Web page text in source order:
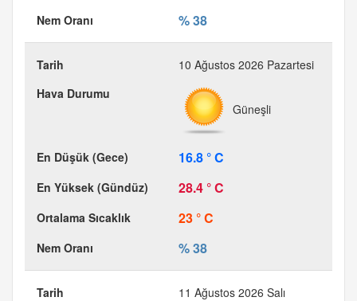
% 38
10 Ağustos 2026 Pazartesi
Güneşli
16.8 ° C
28.4 ° C
23 ° C
% 38
11 Ağustos 2026 Salı